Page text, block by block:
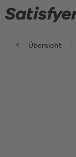
Übersicht